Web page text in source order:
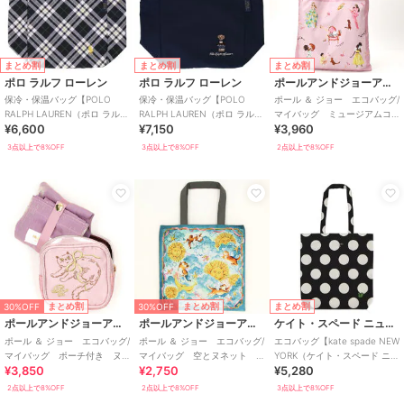
まとめ割
ポロ ラルフ ローレン
保冷・保温バッグ【POLO
RALPH LAUREN（ポロ ラルフ
ローレン）】
¥6,600
3点以上で8%OFF
まとめ割
ポロ ラルフ ローレン
保冷・保温バッグ【POLO
RALPH LAUREN（ポロ ラルフ
ローレン）】
¥7,150
3点以上で8%OFF
まとめ割
ポールアンドジョーアクセソワ
ポール ＆ ジョー エコバッグ/
マイバッグ ミュージアムコ
レクション ジプシー＆ヌネ
ットと女の子
¥3,960
2点以上で8%OFF
30%OFF まとめ割
ポールアンドジョーアクセソワ
ポール ＆ ジョー エコバッグ/
マイバッグ ポーチ付き ヌ
ネット刺繍 【PAUL&JOE】
¥3,850
2点以上で8%OFF
30%OFF まとめ割
ポールアンドジョーアクセソワ
ポール ＆ ジョー エコバッグ/
マイバッグ 空とヌネット
【PAUL&JOE】
¥2,750
2点以上で8%OFF
まとめ割
ケイト・スペード ニューヨーク
エコバッグ【kate spade NEW
YORK（ケイト・スペード ニュ
ーヨーク）】
¥5,280
3点以上で8%OFF